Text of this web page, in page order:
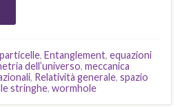
, Entanglement, equazioni
dell’universo, meccanica
, Relatività generale, spazio
stringhe, wormhole